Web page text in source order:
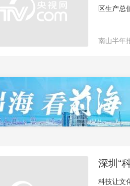
区生产总
南山半年
深圳“
科技让文